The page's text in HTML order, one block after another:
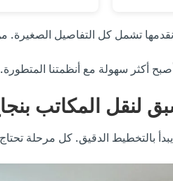
تشمل كل التفاصيل الصغيرة.
أكثر سهولة مع أنظمتنا
لنقل المكاتب
بالتخطيط الدقيق. كل مرحلة